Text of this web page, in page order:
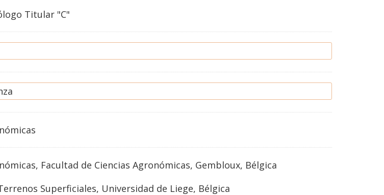
Titular "C"
Facultad de Ciencias Agronómicas, Gembloux, Bélgica
Superficiales, Universidad de Liege, Bélgica